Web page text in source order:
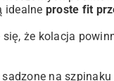
idealne proste fit
że kolacja
na